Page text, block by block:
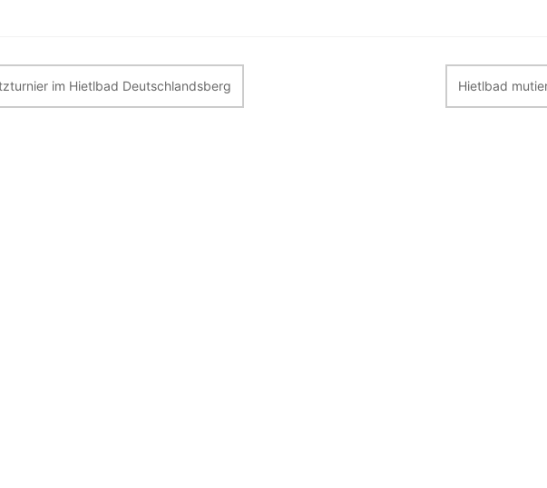
im Hietlbad Deutschlandsberg Hietlbad